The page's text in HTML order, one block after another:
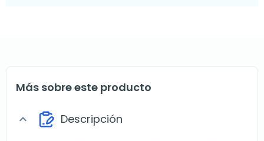
Más sobre este producto
expand_more Descripción